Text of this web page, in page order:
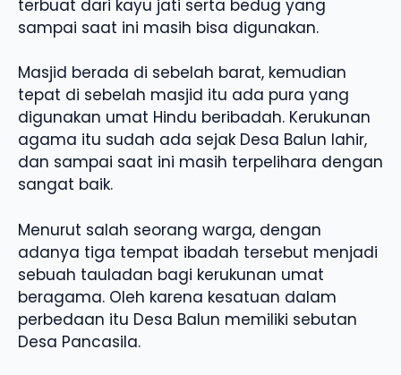
terbuat dari kayu jati serta bedug yang
sampai saat ini masih bisa digunakan.
Masjid berada di sebelah barat, kemudian
tepat di sebelah masjid itu ada pura yang
digunakan umat Hindu beribadah. Kerukunan
agama itu sudah ada sejak Desa Balun lahir,
dan sampai saat ini masih terpelihara dengan
sangat baik.
Menurut salah seorang warga, dengan
adanya tiga tempat ibadah tersebut menjadi
sebuah tauladan bagi kerukunan umat
beragama. Oleh karena kesatuan dalam
perbedaan itu Desa Balun memiliki sebutan
Desa Pancasila.